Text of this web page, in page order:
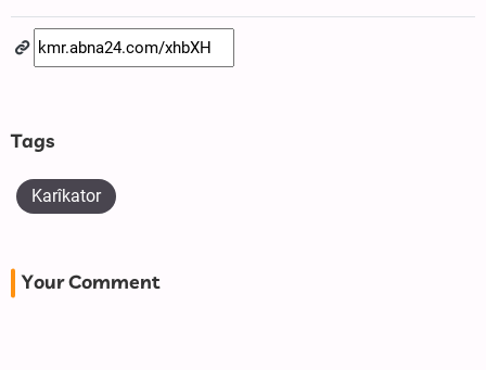
Tags
Karîkator
Your Comment